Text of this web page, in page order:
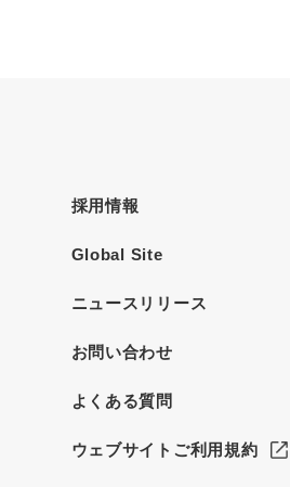
採用情報
Global Site
ニュースリリース
お問い合わせ
よくある質問
ウェブサイトご利用規約